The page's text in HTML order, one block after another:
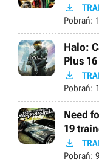

Pobrań:
Halo:
Plus 16

Pobrań:
Need
19

Pobrań: